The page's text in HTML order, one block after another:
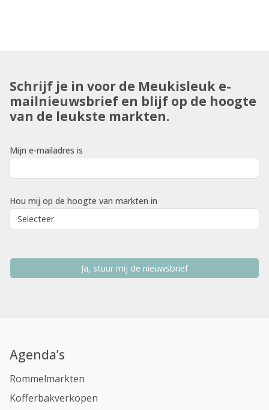
Schrijf je in voor de Meukisleuk e-
mailnieuwsbrief en blijf op de hoogte
van de leukste markten.
Mijn e-mailadres is
Hou mij op de hoogte van markten in
Ja, stuur mij de nieuwsbrief
Agenda’s
Rommelmarkten
Kofferbakverkopen